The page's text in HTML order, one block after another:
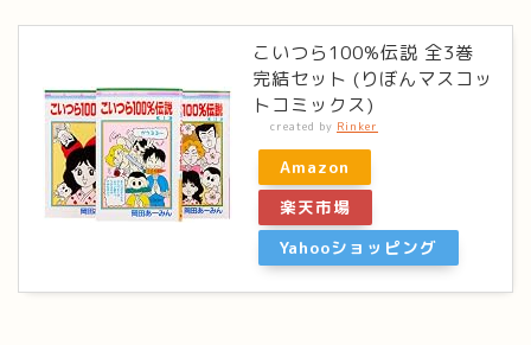
こいつら100%伝説 全3巻
完結セット (りぼんマスコッ
トコミックス)
created by Rinker
Amazon
楽天市場
Yahooショッピング